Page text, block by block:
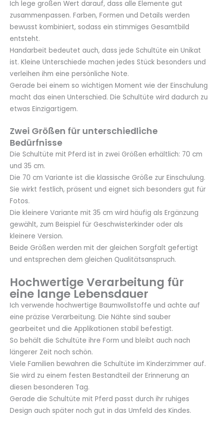
Ich lege großen Wert darauf, dass alle Elemente gut
zusammenpassen. Farben, Formen und Details werden
bewusst kombiniert, sodass ein stimmiges Gesamtbild
entsteht.
Handarbeit bedeutet auch, dass jede Schultüte ein Unikat
ist. Kleine Unterschiede machen jedes Stück besonders und
verleihen ihm eine persönliche Note.
Gerade bei einem so wichtigen Moment wie der Einschulung
macht das einen Unterschied. Die Schultüte wird dadurch zu
etwas Einzigartigem.
Zwei Größen für unterschiedliche
Bedürfnisse
Die Schultüte mit Pferd ist in zwei Größen erhältlich: 70 cm
und 35 cm.
Die 70 cm Variante ist die klassische Größe zur Einschulung.
Sie wirkt festlich, präsent und eignet sich besonders gut für
Fotos.
Die kleinere Variante mit 35 cm wird häufig als Ergänzung
gewählt, zum Beispiel für Geschwisterkinder oder als
kleinere Version.
Beide Größen werden mit der gleichen Sorgfalt gefertigt
und entsprechen dem gleichen Qualitätsanspruch.
Hochwertige Verarbeitung für
eine lange Lebensdauer
Ich verwende hochwertige Baumwollstoffe und achte auf
eine präzise Verarbeitung. Die Nähte sind sauber
gearbeitet und die Applikationen stabil befestigt.
So behält die Schultüte ihre Form und bleibt auch nach
längerer Zeit noch schön.
Viele Familien bewahren die Schultüte im Kinderzimmer auf.
Sie wird zu einem festen Bestandteil der Erinnerung an
diesen besonderen Tag.
Gerade die Schultüte mit Pferd passt durch ihr ruhiges
Design auch später noch gut in das Umfeld des Kindes.